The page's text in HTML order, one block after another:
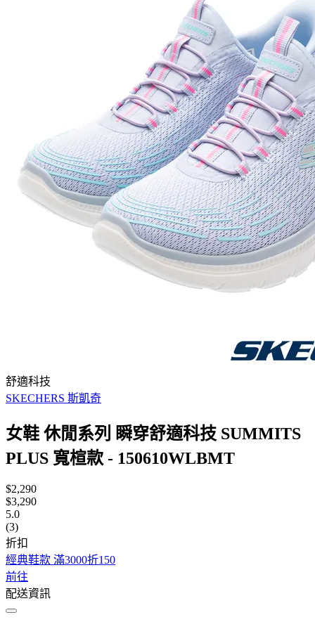
舒適科技
SKECHERS 斯凱奇
女鞋 休閒系列 瞬穿舒適科技 SUMMITS
PLUS 寬楦款 - 150610WLBMT
$2,290
$3,290
5.0
(3)
折扣
經典鞋款 滿3000折150
前往
配送資訊